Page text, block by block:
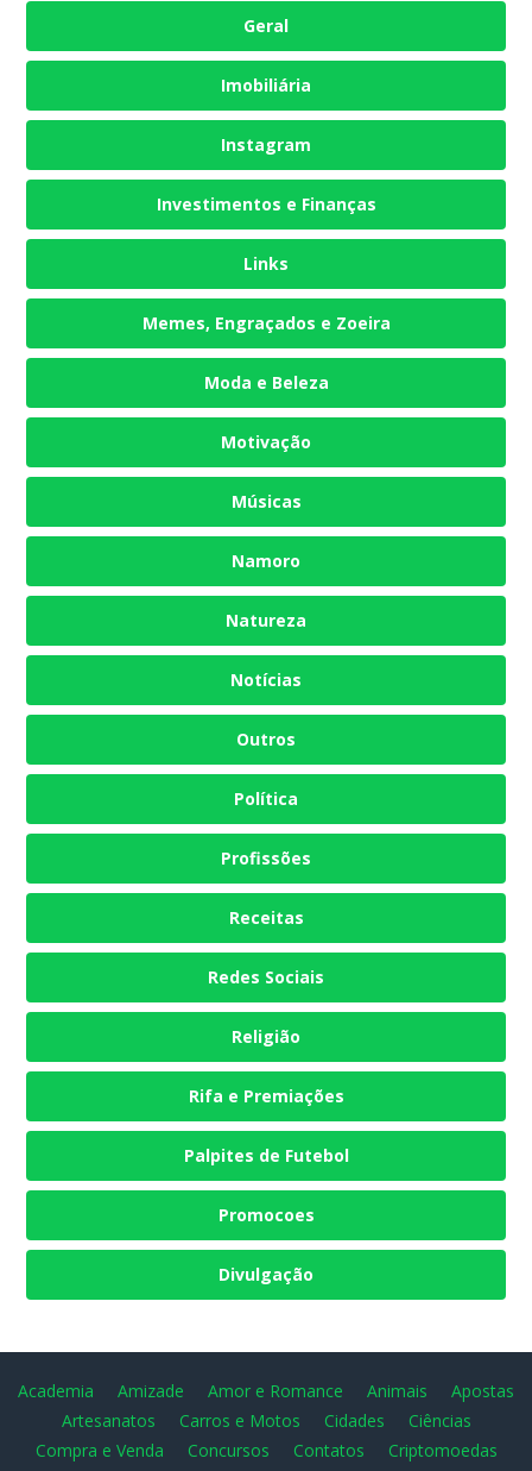
Geral
Imobiliária
Instagram
Investimentos e Finanças
Links
Memes, Engraçados e Zoeira
Moda e Beleza
Motivação
Músicas
Namoro
Natureza
Notícias
Outros
Política
Profissões
Receitas
Redes Sociais
Religião
Rifa e Premiações
Palpites de Futebol
Promocoes
Divulgação
Academia Amizade Amor e Romance Animais
Apostas
Artesanatos
Carros e Motos Cidades
Ciências
Compra e Venda
Concursos Contatos
Criptomoedas